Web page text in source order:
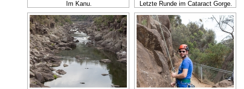
Im Kanu. Letzte Runde im Cataract Gorge.